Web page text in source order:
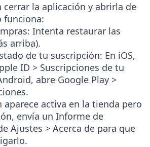
la aplicación y abrirla de
funciona:
: Intenta restaurar las
arriba).
de tu suscripción: En iOS,
ID > Suscripciones de tu
abre Google Play >
.
aparece activa en la tienda pero
envía un Informe de
Ajustes > Acerca de para que